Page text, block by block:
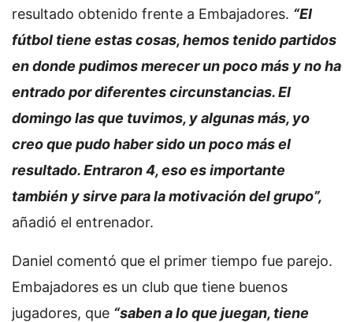
resultado obtenido frente a Embajadores. “El
fútbol tiene estas cosas, hemos tenido partidos
en donde pudimos merecer un poco más y no ha
entrado por diferentes circunstancias. El
domingo las que tuvimos, y algunas más, yo
creo que pudo haber sido un poco más el
resultado. Entraron 4, eso es importante
también y sirve para la motivación del grupo”,
añadió el entrenador.
Daniel comentó que el primer tiempo fue parejo.
Embajadores es un club que tiene buenos
jugadores, que “saben a lo que juegan, tiene